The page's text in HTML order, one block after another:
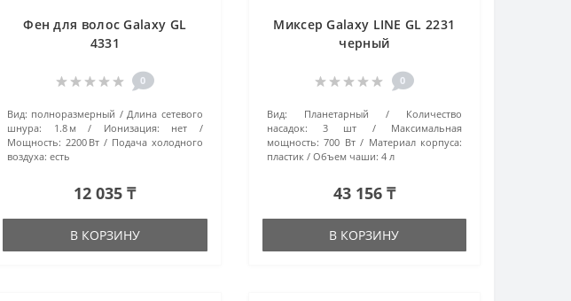
Фен для волос Galaxy GL
4331
0
Вид: полноразмерный
Длина сетевого
шнура:
1.8 м Ионизация:
нет
Мощность: 2200 Вт
Подача холодного
воздуха: есть
12 035 ₸
В КОРЗИНУ
Миксер Galaxy LINE GL 2231
черный
0
Вид: Планетарный
Количество
насадок:
3 шт
Максимальная
мощность: 700 Вт
Материал корпуса:
пластик
Объем чаши: 4 л
43 156 ₸
В КОРЗИНУ